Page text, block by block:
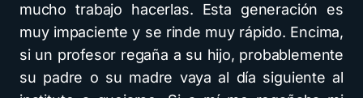
mucho trabajo hacerlas. Esta generación es
muy impaciente y se rinde muy rápido. Encima,
si un profesor regaña a su hijo, probablemente
su padre o su madre vaya al día siguiente al